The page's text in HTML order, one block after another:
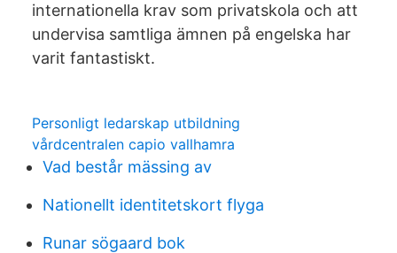
internationella krav som privatskola och att
undervisa samtliga ämnen på engelska har
varit fantastiskt.
Personligt ledarskap utbildning
vårdcentralen capio vallhamra
Vad består mässing av
Nationellt identitetskort flyga
Runar sögaard bok